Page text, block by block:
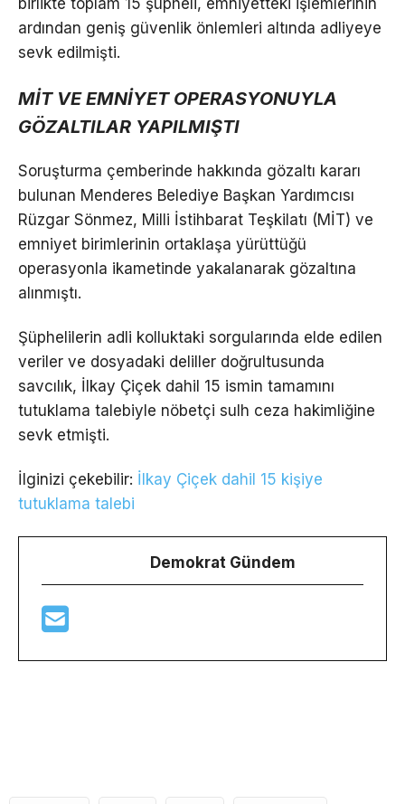
ardından geniş güvenlik önlemleri altında adliyeye
sevk edilmişti.
MİT VE EMNİYET OPERASYONUYLA
GÖZALTILAR YAPILMIŞTI
Soruşturma çemberinde hakkında gözaltı kararı
bulunan Menderes Belediye Başkan Yardımcısı
Rüzgar Sönmez, Milli İstihbarat Teşkilatı (MİT) ve
emniyet birimlerinin ortaklaşa yürüttüğü
operasyonla ikametinde yakalanarak gözaltına
alınmıştı.
Şüphelilerin adli kolluktaki sorgularında elde edilen
veriler ve dosyadaki deliller doğrultusunda
savcılık, İlkay Çiçek dahil 15 ismin tamamını
tutuklama talebiyle nöbetçi sulh ceza hakimliğine
sevk etmişti.
İlginizi çekebilir: İlkay Çiçek dahil 15 kişiye
tutuklama talebi
Demokrat Gündem